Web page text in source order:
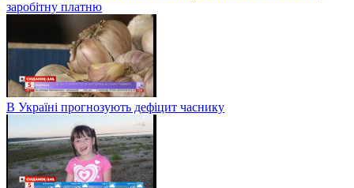
заробітну платню
В Україні прогнозують дефіцит часнику